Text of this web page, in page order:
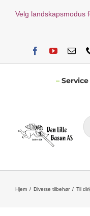
Velg landskapsmodus
– Service
Hjem Diverse tilbehør Til